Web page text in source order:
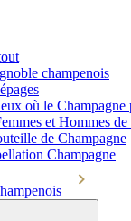
champenois
où le Champagne
et Hommes
de Champagne
Champagne